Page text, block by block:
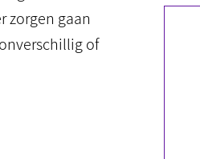
zorgen gaan
of